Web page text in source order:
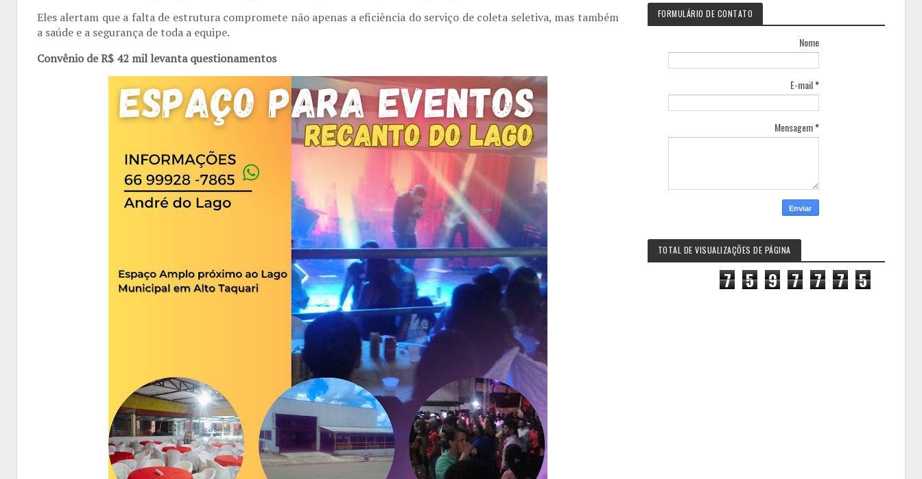
Eles alertam que a falta de estrutura compromete não apenas a eficiência do serviço de coleta seletiva, mas também
a saúde e a segurança de toda a equipe.
Convênio de R$ 42 mil levanta questionamentos
FORMULÁRIO DE CONTATO
Nome
E-mail*
Mensagem*
TOTAL DE VISUALIZAÇÕES DE PÁGINA
7 5 9 7 7 7 5